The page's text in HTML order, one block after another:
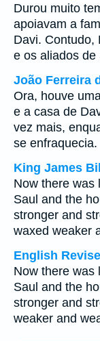
Durou muito
apoiavam a
Davi. Contudo,
e os aliados de
João Ferreira
Ora, houve
e a casa de
vez mais,
se enfraquecia.
King James
Now there was
Saul and the
stronger and
waxed weaker
English
Now there was
Saul and the
stronger and
weaker and